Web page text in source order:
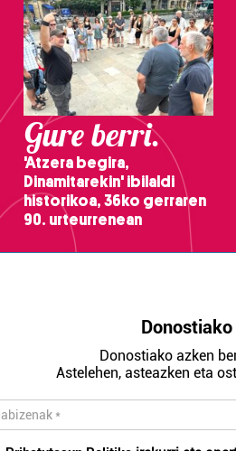
Gure berri.
'Atzera begira,
Dinamitarekin' ibilaldi
historikoa, 36ko gerraren
90. urteurrenean
Donostiako azken
Astelehen, asteazken eta